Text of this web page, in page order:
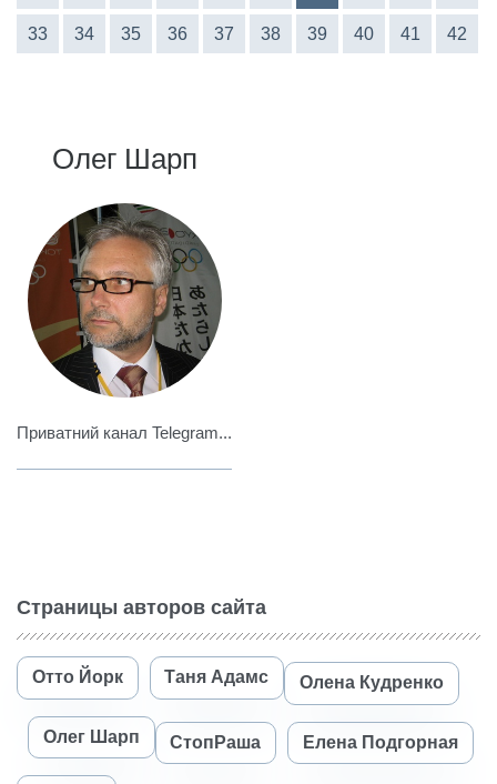
33 34 35 36 37 38 39 40 41 42
Олег Шарп
Приватний канал Telegram...
Страницы авторов сайта
Отто Йорк Таня Адамс Олена Кудренко
Олег Шарп СтопРаша Елена Подгорная